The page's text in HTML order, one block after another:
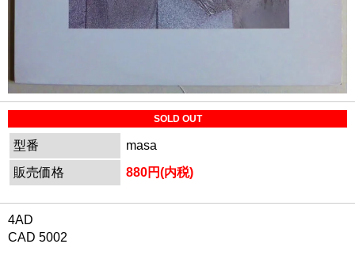
SOLD OUT
型番
masa
販売価格
880円(内税)
4AD
CAD 5002